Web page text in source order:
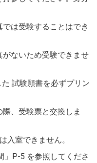
は受験することはでき
ないため受験できませ
試験願書を必ずプリン
、受験票と交換しま
入室できません。
P-5 を参照してくださ